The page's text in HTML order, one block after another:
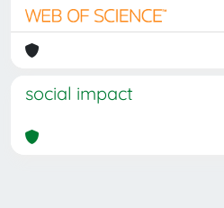
social impact